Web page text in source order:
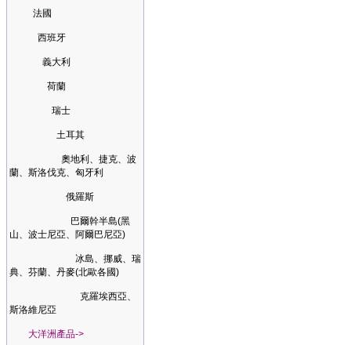
法國
西班牙
義大利
荷蘭
瑞士
土耳其
奧地利、捷克、波
蘭、斯洛伐克、匈牙利
俄羅斯
巴爾幹半島(黑
山、波士尼亞、阿爾巴尼亞)
冰島、挪威、瑞
典、芬蘭、丹麥(北歐各國)
克羅埃西亞、
斯洛維尼亞
大洋洲產品->